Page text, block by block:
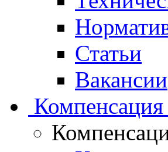
Статьи
Вакансии